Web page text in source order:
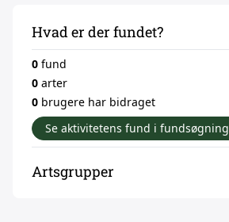
Hvad er der fundet?
0 fund
0 arter
0 brugere har bidraget
Se aktivitetens fund i fundsøgning
Artsgrupper